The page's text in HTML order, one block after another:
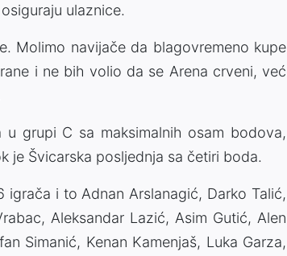
ulaznice.
Molimo navijače da blagovremeno kupe
i ne bih volio da se Arena crveni, već
grupi C sa maksimalnih osam bodova,
je Švicarska posljednja sa četiri boda.
igrača i to Adnan Arslanagić, Darko Talić,
Aleksandar Lazić, Asim Gutić, Alen
Simanić, Kenan Kamenjaš, Luka Garza,